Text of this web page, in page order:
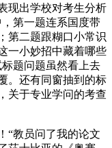
现出学校对考生分析
第一题连系国度带
第二题跟糊口小常识
一小妙招中藏着哪些
题问题虽然看上去
。还有同窗抽到的标
关于专业学问的考查
教员问了我的论文